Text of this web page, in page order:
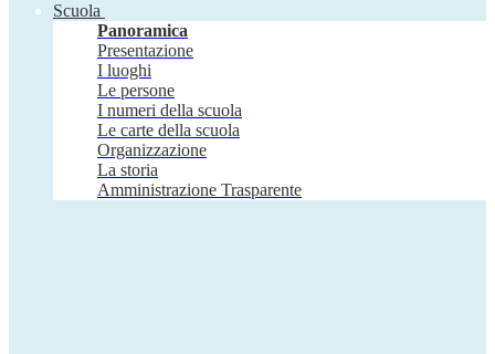
Scuola
Panoramica
Presentazione
I luoghi
Le persone
I numeri della scuola
Le carte della scuola
Organizzazione
La storia
Amministrazione Trasparente